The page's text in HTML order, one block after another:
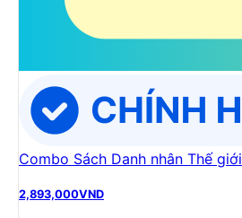
Combo Sách Danh nhân Thế giới
2,893,000VND